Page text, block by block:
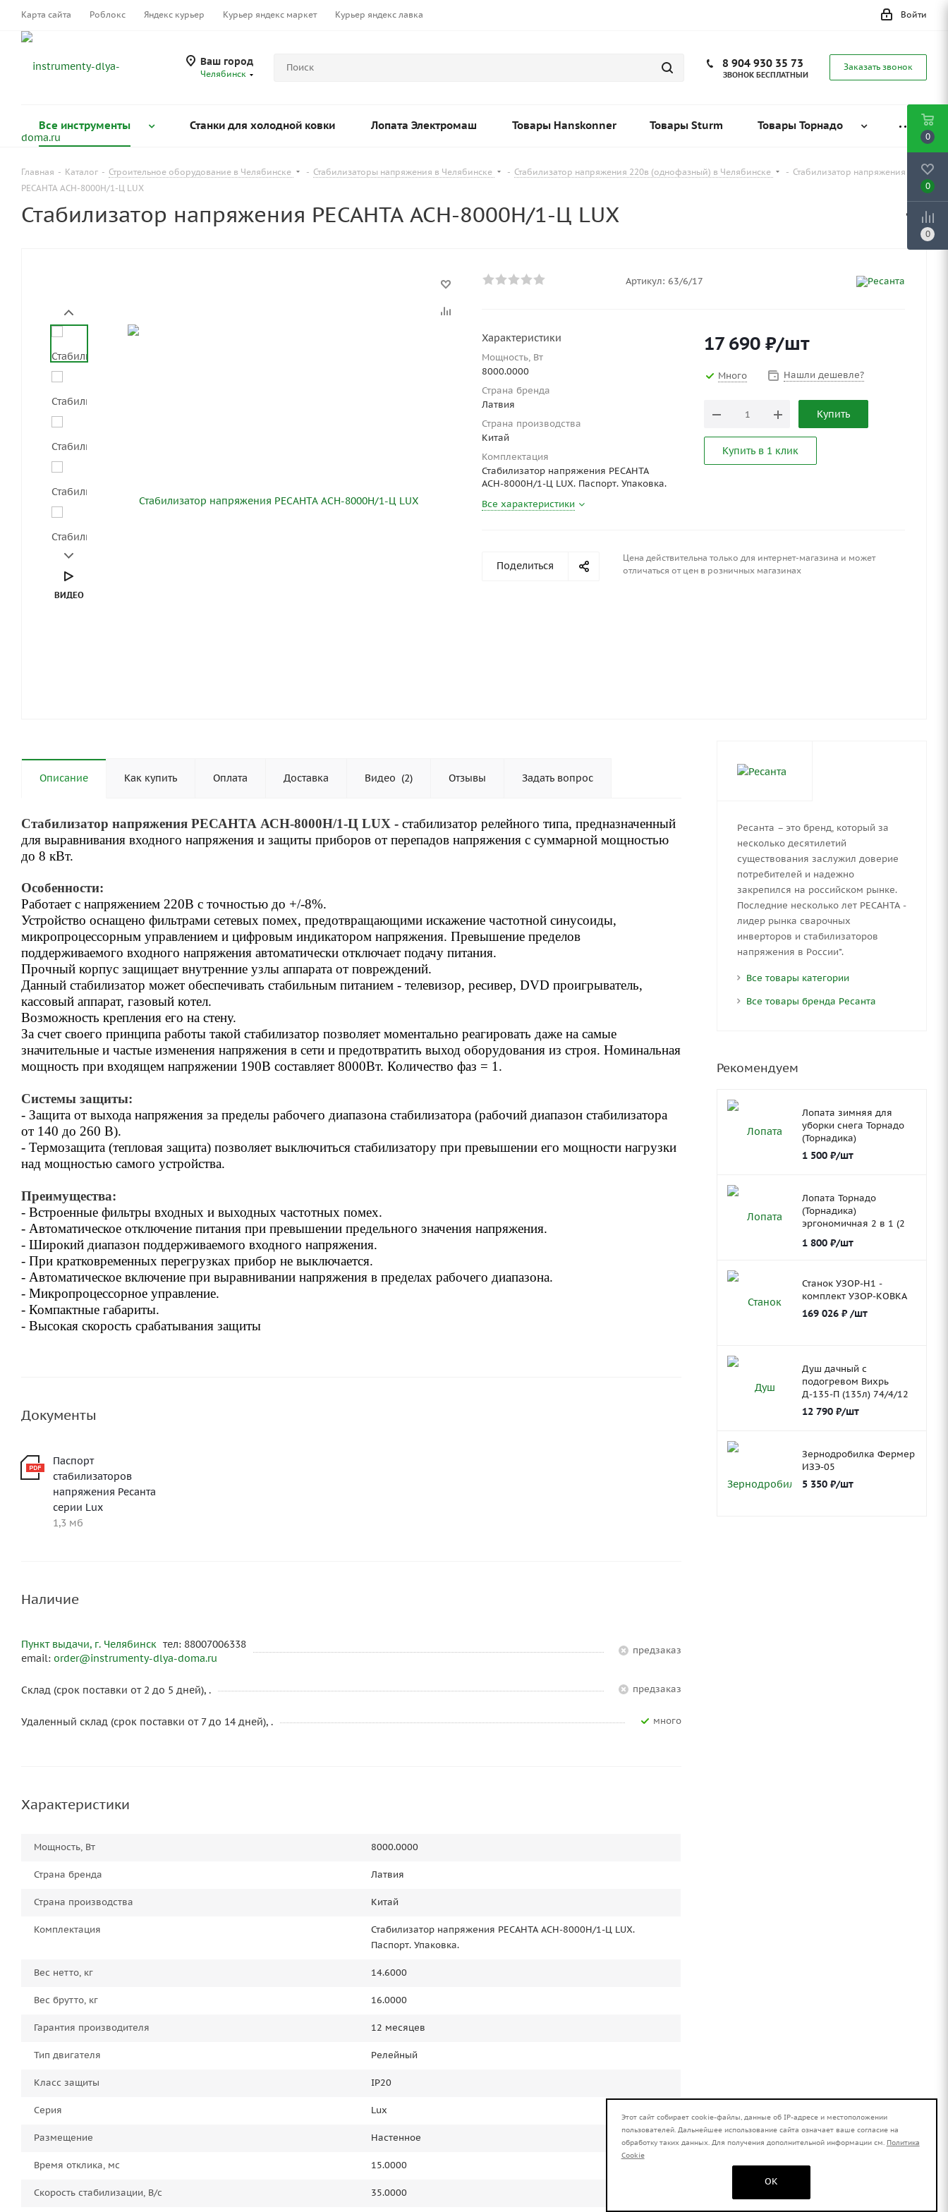
Карта сайта Роблокс Яндекс курьер Курьер яндекс маркет Курьер яндекс лавка Войти
Ваш город
Челябинск
8 904 930 35 73
ЗВОНОК БЕСПЛАТНЫЙ
Заказать звонок
Все инструменты Станки для холодной ковки Лопата Электромаш Товары Hanskonner Товары Sturm Товары Торнадо
Главная - Каталог - Строительное оборудование в Челябинске - Стабилизаторы напряжения в Челябинске - Стабилизатор напряжения 220в (однофазный) в Челябинске - Стабилизатор напряжения
РЕСАНТА АСН-8000Н/1-Ц LUX
Стабилизатор напряжения РЕСАНТА АСН-8000Н/1-Ц LUX
ВИДЕО
Артикул: 63/6/17
Характеристики
Мощность, Вт
8000.0000
Страна бренда
Латвия
Страна производства
Китай
Комплектация
Стабилизатор напряжения РЕСАНТА
АСН-8000Н/1-Ц LUX. Паспорт. Упаковка.
Все характеристики
17 690 ₽/шт
Много Нашли дешевле?
Купить
Купить в 1 клик
Поделиться
Цена действительна только для интернет-магазина и может
отличаться от цен в розничных магазинах
Описание Как купить Оплата Доставка Видео (2) Отзывы Задать вопрос
Стабилизатор напряжения РЕСАНТА АСН-8000Н/1-Ц LUX - стабилизатор релейного типа, предназначенный
для выравнивания входного напряжения и защиты приборов от перепадов напряжения с суммарной мощностью
до 8 кВт.
Особенности:
Работает с напряжением 220В с точностью до +/-8%.
Устройство оснащено фильтрами сетевых помех, предотвращающими искажение частотной синусоиды,
микропроцессорным управлением и цифровым индикатором напряжения. Превышение пределов
поддерживаемого входного напряжения автоматически отключает подачу питания.
Прочный корпус защищает внутренние узлы аппарата от повреждений.
Данный стабилизатор может обеспечивать стабильным питанием - телевизор, ресивер, DVD проигрыватель,
кассовый аппарат, газовый котел.
Возможность крепления его на стену.
За счет своего принципа работы такой стабилизатор позволяет моментально реагировать даже на самые
значительные и частые изменения напряжения в сети и предотвратить выход оборудования из строя. Номинальная
мощность при входящем напряжении 190В составляет 8000Вт. Количество фаз = 1.
Системы защиты:
- Защита от выхода напряжения за пределы рабочего диапазона стабилизатора (рабочий диапазон стабилизатора
от 140 до 260 В).
- Термозащита (тепловая защита) позволяет выключиться стабилизатору при превышении его мощности нагрузки
над мощностью самого устройства.
Преимущества:
- Встроенные фильтры входных и выходных частотных помех.
- Автоматическое отключение питания при превышении предельного значения напряжения.
- Широкий диапазон поддерживаемого входного напряжения.
- При кратковременных перегрузках прибор не выключается.
- Автоматическое включение при выравнивании напряжения в пределах рабочего диапазона.
- Микропроцессорное управление.
- Компактные габариты.
- Высокая скорость срабатывания защиты
Документы
Паспорт
стабилизаторов
напряжения Ресанта
серии Lux
1,3 мб
Наличие
Пункт выдачи, г. Челябинск тел: 88007006338
email: order@instrumenty-dlya-doma.ru
Предзаказ
Склад (срок поставки от 2 до 5 дней), . Предзаказ
Удаленный склад (срок поставки от 7 до 14 дней), . Много
Характеристики
Мощность, Вт 8000.0000
Страна бренда Латвия
Страна производства Китай
Комплектация
Стабилизатор напряжения РЕСАНТА АСН-8000Н/1-Ц LUX.
Паспорт. Упаковка.
Вес нетто, кг 14.6000
Вес брутто, кг 16.0000
Гарантия производителя 12 месяцев
Тип двигателя Релейный
Класс защиты IP20
Серия Lux
Размещение Настенное
Время отклика, мс 15.0000
Скорость стабилизации, В/с 35.0000
Ресанта – это бренд, который за
несколько десятилетий
существования заслужил доверие
потребителей и надежно
закрепился на российском рынке.
Последние несколько лет РЕСАНТА -
лидер рынка сварочных
инверторов и стабилизаторов
напряжения в России*.
Все товары категории
Все товары бренда Ресанта
Рекомендуем
Лопата зимняя для
уборки снега Торнадо
(Торнадика)
1 500₽/шт
Лопата Торнадо
(Торнадика)
эргономичная 2 в 1 (2
1 800₽/шт
Станок УЗОР-Н1 -
комплект УЗОР-КОВКА
169 026₽ /шт
Душ дачный с
подогревом Вихрь
Д-135-П (135л) 74/4/12
12 790₽/шт
Зернодробилка Фермер
ИЗЭ-05
5 350₽/шт
0
0
0
Этот сайт собирает cookie-файлы, данные об IP-адресе и местоположении
пользователей. Дальнейшее использование сайта означает ваше согласие на
обработку таких данных. Для получения дополнительной информации см. Политика
Cookie
OK